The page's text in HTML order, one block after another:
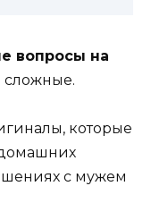
вопросы на
сложные.
которые
с мужем